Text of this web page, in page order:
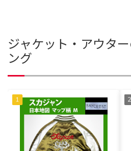
ジャケット・アウタ
ング